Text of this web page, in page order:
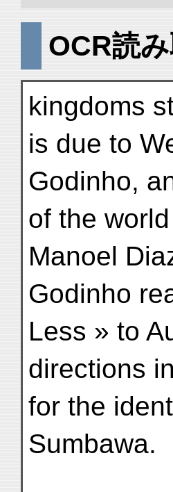
OCR読
kingdoms
is due to
Godinho,
of the
Manoel
Godinho
Less » to
directions
for the
Sumbawa.